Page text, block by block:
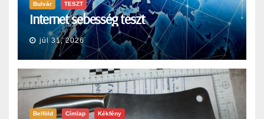
Bulvár TESZT
Internet sebesség teszt
júl 31, 2026
Belföld Címlap Kékfény